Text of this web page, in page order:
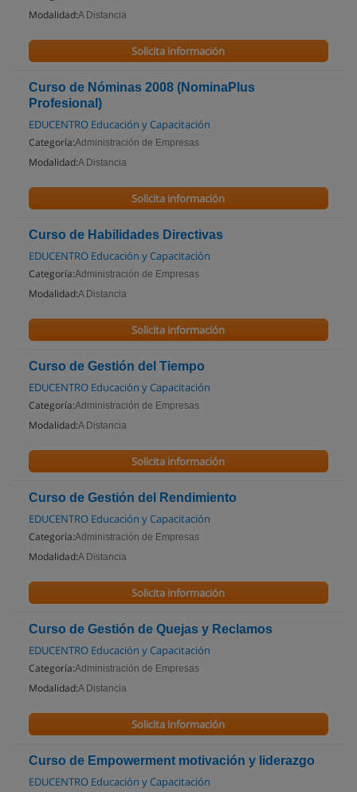
Modalidad:A Distancia
Solicita información
Curso de Nóminas 2008 (NominaPlus
Profesional)
EDUCENTRO Educación y Capacitación
Categoría:Administración de Empresas
Modalidad:A Distancia
Solicita información
Curso de Habilidades Directivas
EDUCENTRO Educación y Capacitación
Categoría:Administración de Empresas
Modalidad:A Distancia
Solicita información
Curso de Gestión del Tiempo
EDUCENTRO Educación y Capacitación
Categoría:Administración de Empresas
Modalidad:A Distancia
Solicita información
Curso de Gestión del Rendimiento
EDUCENTRO Educación y Capacitación
Categoría:Administración de Empresas
Modalidad:A Distancia
Solicita información
Curso de Gestión de Quejas y Reclamos
EDUCENTRO Educación y Capacitación
Categoría:Administración de Empresas
Modalidad:A Distancia
Solicita información
Curso de Empowerment motivación y liderazgo
EDUCENTRO Educación y Capacitación